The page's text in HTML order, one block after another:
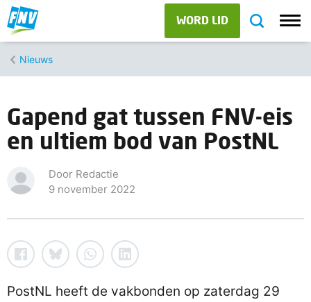
WORD LID
Nieuws
Gapend gat tussen FNV-eis
en ultiem bod van PostNL
Door Redactie
9 november 2022
PostNL heeft de vakbonden op zaterdag 29